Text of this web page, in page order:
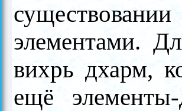
элементами.
вихрь дхарм,
ещё